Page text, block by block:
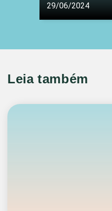
29/06/2024
Leia também